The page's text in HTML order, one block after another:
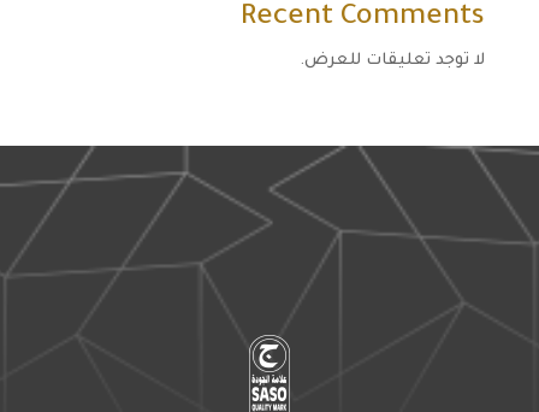
Recent Comments
لا توجد تعليقات للعرض.